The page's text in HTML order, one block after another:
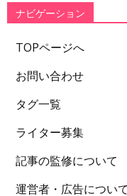
ー
ナビゲーション
TOPページへ
お問い合わせ
タグ一覧
ライター募集
記事の監修について
運営者・広告について